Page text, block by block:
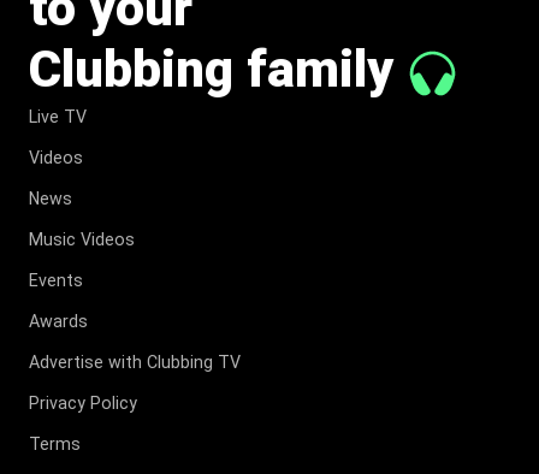
Clubbing family
Live TV
Videos
News
Music Videos
Events
Awards
Advertise with Clubbing TV
Privacy Policy
Terms